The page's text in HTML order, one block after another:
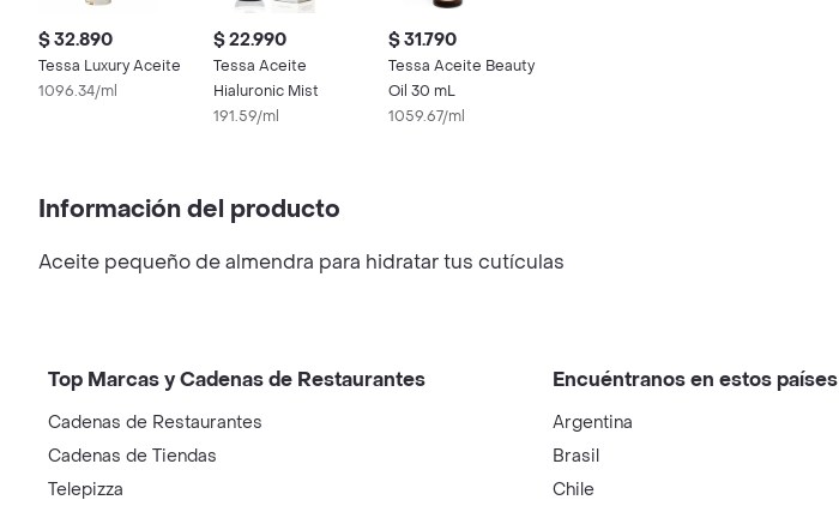
$ 32.890
Tessa Luxury Aceite
1096.34/ml
$ 22.990
Tessa Aceite
Hialuronic Mist
191.59/ml
$ 31.790
Tessa Aceite Beauty
Oil 30 mL
1059.67/ml
Información del producto
Aceite pequeño de almendra para hidratar tus cutículas
Top Marcas y Cadenas de Restaurantes
Cadenas de Restaurantes
Cadenas de Tiendas
Telepizza
Encuéntranos en estos países
Argentina
Brasil
Chile